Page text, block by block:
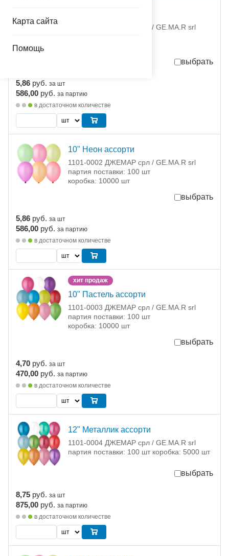
Карта сайта
Помощь
1101-0001 ДЖЕМАР срл / GE.MA.R srl
выбрать
5,86 руб. за шт
586,00 руб. за партию
в достаточном количестве
10" Неон ассорти
1101-0002 ДЖЕМАР срл / GE.MA.R srl
партия поставки: 100 шт
коробка: 10000 шт
выбрать
5,86 руб. за шт
586,00 руб. за партию
в достаточном количестве
хит продаж
10" Пастель ассорти
1101-0003 ДЖЕМАР срл / GE.MA.R srl
партия поставки: 100 шт
коробка: 10000 шт
выбрать
4,70 руб. за шт
470,00 руб. за партию
в достаточном количестве
12" Металлик ассорти
1101-0004 ДЖЕМАР срл / GE.MA.R srl
партия поставки: 100 шт коробка: 5000 шт
выбрать
8,75 руб. за шт
875,00 руб. за партию
в достаточном количестве